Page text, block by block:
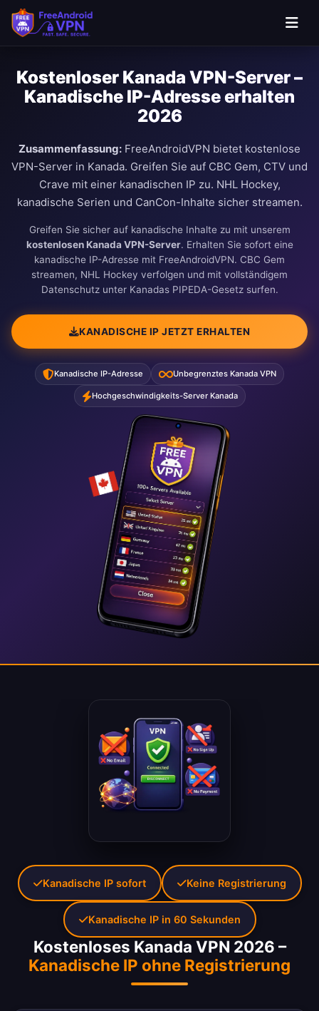
Kostenloser Kanada VPN-Server –
Kanadische IP-Adresse erhalten
2026
Zusammenfassung: FreeAndroidVPN bietet kostenlose
VPN-Server in Kanada. Greifen Sie auf CBC Gem, CTV und
Crave mit einer kanadischen IP zu. NHL Hockey,
kanadische Serien und CanCon-Inhalte sicher streamen.
Greifen Sie sicher auf kanadische Inhalte zu mit unserem
kostenlosen Kanada VPN-Server. Erhalten Sie sofort eine
kanadische IP-Adresse mit FreeAndroidVPN. CBC Gem
streamen, NHL Hockey verfolgen und mit vollständigem
Datenschutz unter Kanadas PIPEDA-Gesetz surfen.
KANADISCHE IP JETZT ERHALTEN
Kanadische IP-Adresse Unbegrenztes Kanada VPN
Hochgeschwindigkeits-Server Kanada
Kostenloses Kanada VPN 2026 –
Kanadische IP ohne Registrierung
Kanadische IP sofort Keine Registrierung
Kanadische IP in 60 Sekunden